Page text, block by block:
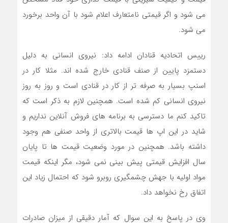
می شود و اگر قیمتی نامتعارف اعلام شود با آن واحد برخورد
می شود.
رییس اتحادیه قنادان ادامه داد: نیروی انسانی به دلیل
دستمزد پایین از صنف قنادی خارج شده اند. مثلا کار در
اسنپ بسیار به صرفه تر از کار در قنادی است و روز به روز
نیروی انسانی کم شده است. همچنین لازم به ذکر است که
تاکید کنم ما دسترسی به برنامه های فروش آنلاین نداریم و
شاید در این اپ ها قیمت بالاتری از واحد صنفی هم وجود
داشته باشد. همچنین در مورد وضعیت قیمت ها تا پایان
سال افزایش قیمتی پیش بینی نمی شود، مگر اینکه قیمت
مواد اولیه با جهش چشمگیری روبرو شود که احتمال زیاد این
اتفاق رخ نخواهد داد.
وی در پاسخ به این سوال که آمار دقیقی از میزان صادرات